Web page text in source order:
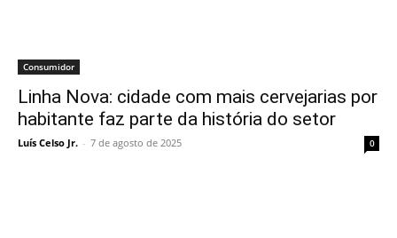
Consumidor
Linha Nova: cidade com mais cervejarias por
habitante faz parte da história do setor
Luís Celso Jr. - 7 de agosto de 2025 0